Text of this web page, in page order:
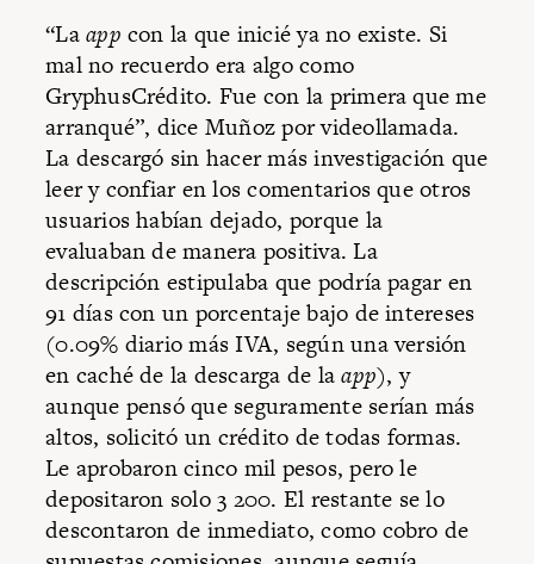
“Laapp con la que inicié ya no existe. Si
mal no recuerdo era algo como
GryphusCrédito. Fue con la primera que me
arranqué”, dice Muñoz por videollamada.
La descargó sin hacer más investigación que
leer y confiar en los comentarios que otros
usuarios habían dejado, porque la
evaluaban de manera positiva. La
descripción estipulaba que podría pagar en
91 días con un porcentaje bajo de intereses
(0.09% diario más IVA, según una versión
en caché de la descarga de laapp), y
aunque pensó que seguramente serían más
altos, solicitó un crédito de todas formas.
Le aprobaron cinco mil pesos, pero le
depositaron solo 3 200. El restante se lo
descontaron de inmediato, como cobro de